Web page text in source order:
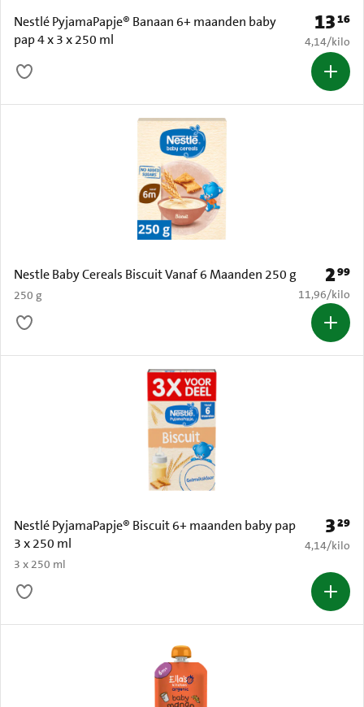
Nestlé PyjamaPapje® Banaan 6+ maanden baby
pap 4 x 3 x 250 ml
Prijs: €
1316
€ 4,14 per
4,14/kilo
Nestle Baby Cereals Biscuit Vanaf 6 Maanden 250 g
250 g
Prijs:
299
€ 11,96 per
11,96/kilo
Nestlé PyjamaPapje® Biscuit 6+ maanden baby pap
3 x 250 ml
3 x 250 ml
Prijs:
329
€ 4,14 per
4,14/kilo